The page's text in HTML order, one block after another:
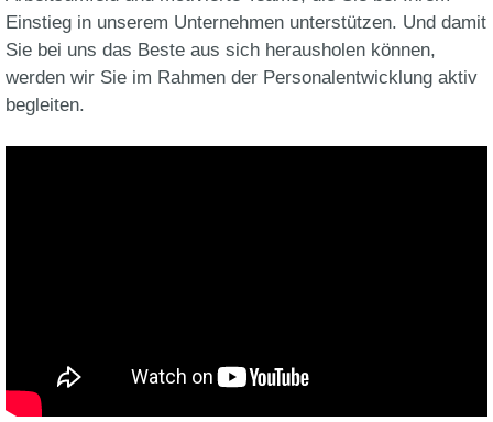
Einstieg in unserem Unternehmen unterstützen. Und damit
Sie bei uns das Beste aus sich herausholen können,
werden wir Sie im Rahmen der Personalentwicklung aktiv
begleiten.